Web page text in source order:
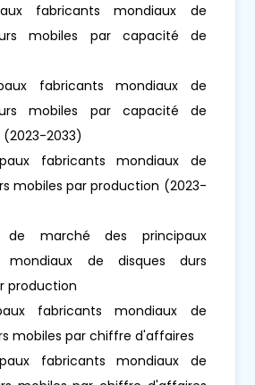
fabricants mondiaux de
mobiles par capacité de
fabricants mondiaux de
mobiles par capacité de
2033)
fabricants mondiaux de
mobiles par production (2023-
de marché des principaux
mondiaux de disques durs
production
fabricants mondiaux de
mobiles par chiffre d'affaires
fabricants mondiaux de